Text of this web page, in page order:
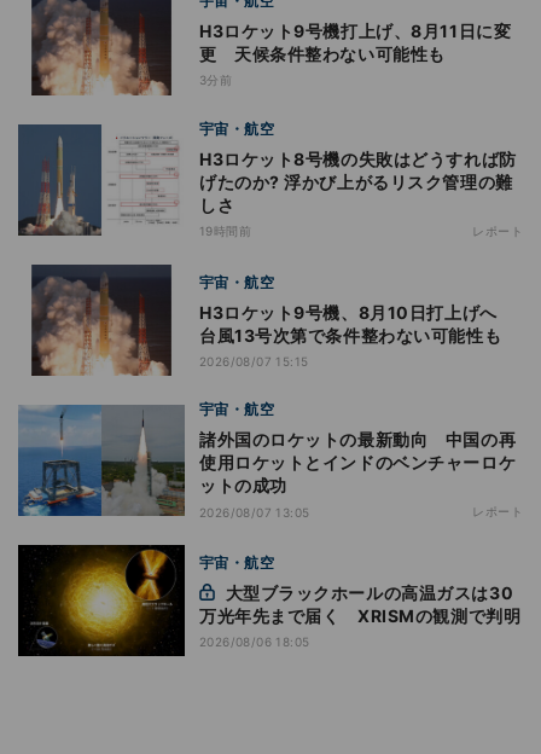
H3ロケット9号機打上げ、8月11日に変
更 天候条件整わない可能性も
3分前
宇宙・航空
H3ロケット8号機の失敗はどうすれば防
げたのか? 浮かび上がるリスク管理の難
しさ
19時間前 レポート
宇宙・航空
H3ロケット9号機、8月10日打上げへ
台風13号次第で条件整わない可能性も
2026/08/07 15:15
宇宙・航空
諸外国のロケットの最新動向 中国の再
使用ロケットとインドのベンチャーロケ
ットの成功
2026/08/07 13:05 レポート
宇宙・航空
万光年先まで届く XRISMの観測で判明
2026/08/06 18:05